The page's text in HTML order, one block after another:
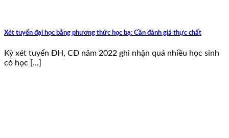
Xét tuyển đại học bằng phương thức học bạ: Cần đánh giá thực chất
Kỳ xét tuyển ĐH, CĐ năm 2022 ghi nhận quá nhiều học sinh
có học [...]